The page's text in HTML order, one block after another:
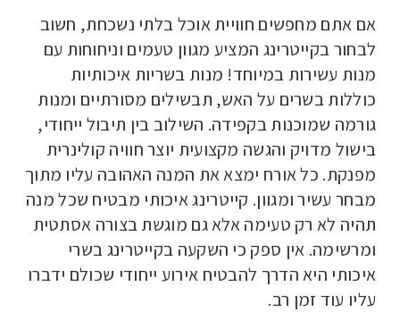
אם אתם מחפשים חוויית אוכל בלתי נשכחת, חשוב
לבחור בקייטרינג המציע מגוון טעמים וניחוחות עם
מנות עשירות במיוחד! מנות בשריות איכותיות
כוללות בשרים על האש, תבשילים מסורתיים ומנות
גורמה שמוכנות בקפידה. השילוב בין תיבול ייחודי,
בישול מדויק והגשה מקצועית יוצר חוויה קולינרית
מפנקת. כל אורח ימצא את המנה האהובה עליו מתוך
מבחר עשיר ומגוון. קייטרינג איכותי מבטיח שכל מנה
תהיה לא רק טעימה אלא גם מוגשת בצורה אסתטית
ומרשימה. אין ספק כי השקעה בקייטרינג בשרי
איכותי היא הדרך להבטיח אירוע ייחודי שכולם ידברו
עליו עוד זמן רב.